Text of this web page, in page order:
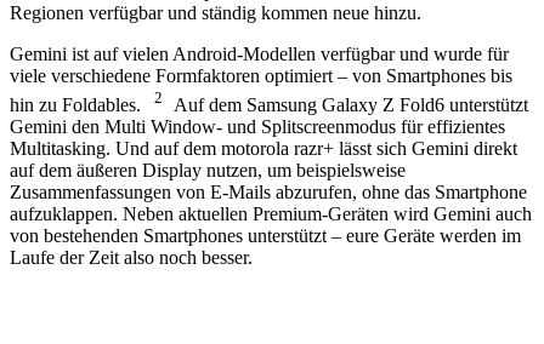
Regionen verfügbar und ständig kommen neue hinzu.
Gemini ist auf vielen Android-Modellen verfügbar und wurde für
viele verschiedene Formfaktoren optimiert – von Smartphones bis
hin zu Foldables.
2
Auf dem Samsung Galaxy Z Fold6 unterstützt
Gemini den Multi Window- und Splitscreenmodus für effizientes
Multitasking. Und auf dem motorola razr+ lässt sich Gemini direkt
auf dem äußeren Display nutzen, um beispielsweise
Zusammenfassungen von E-Mails abzurufen, ohne das Smartphone
aufzuklappen. Neben aktuellen Premium-Geräten wird Gemini auch
von bestehenden Smartphones unterstützt – eure Geräte werden im
Laufe der Zeit also noch besser.